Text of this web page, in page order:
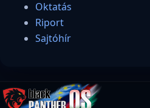
Oktatás
Riport
Sajtóhír